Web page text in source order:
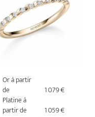
Or à partir
de
1 079 €
Platine à
partir de
1 059 €